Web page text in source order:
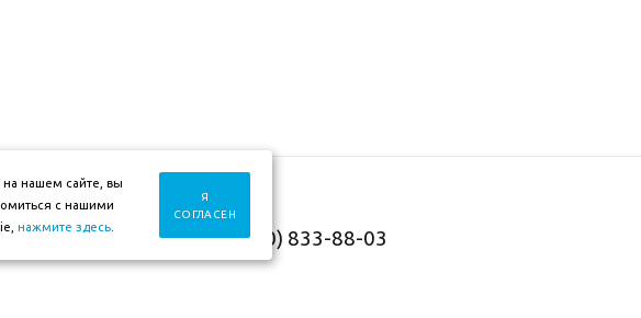
+7 (930) 833-88-03
нашем сайте, вы
с нашими
нажмите здесь
Я
СОГЛАСЕН